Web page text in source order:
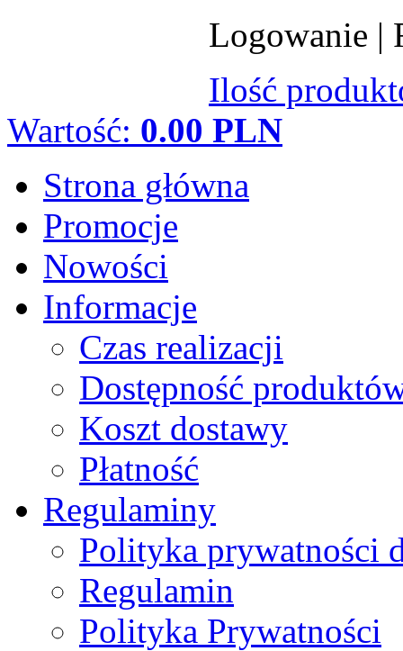
Logowanie |
Ilość
Wartość: 0.00 PLN
Strona główna
Promocje
Nowości
Informacje
Czas realizacji
Dostępność
Koszt dostawy
Płatność
Regulaminy
Polityka prywatności
Regulamin
Polityka Prywatności